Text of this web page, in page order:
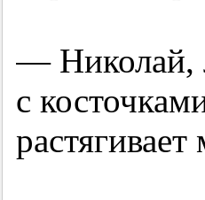
— Николай,
с
растягивает